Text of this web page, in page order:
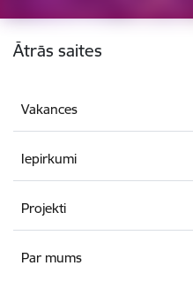
Kājene
Ātrās saites
Vakances
Iepirkumi
Projekti
Par mums